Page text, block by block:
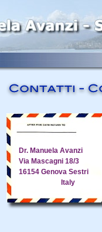
Dr. Manuela Avanzi
Via Mascagni 18/3
16154 Genova Sestri
Italy